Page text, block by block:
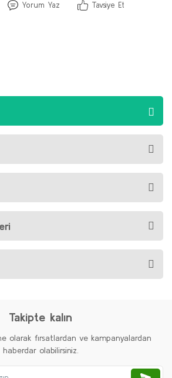
Yorum Yaz Tavsiye Et
Takipte kalın
olarak fırsatlardan ve kampanyalardan
haberdar olabilirsiniz.